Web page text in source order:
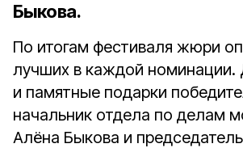
Быкова.
По итогам фестиваля жюри
лучших в каждой
и памятные подарки
начальник отдела по делам
Алёна Быкова и председатель